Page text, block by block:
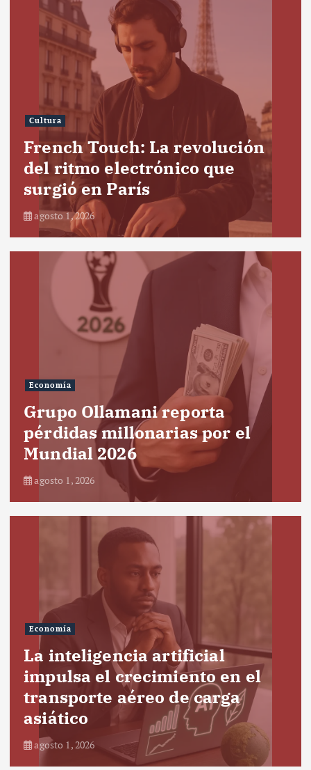
Cultura
French Touch: La revolución
del ritmo electrónico que
surgió en París
agosto 1, 2026
Economía
Grupo Ollamani reporta
pérdidas millonarias por el
Mundial 2026
agosto 1, 2026
Economía
La inteligencia artificial
impulsa el crecimiento en el
transporte aéreo de carga
asiático
agosto 1, 2026